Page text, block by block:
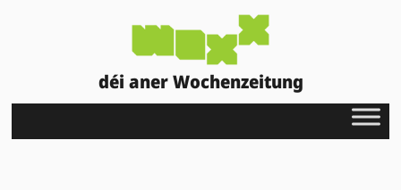
déi aner Wochenzeitung